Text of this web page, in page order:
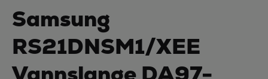
Samsung
RS21DNSM1/XEE